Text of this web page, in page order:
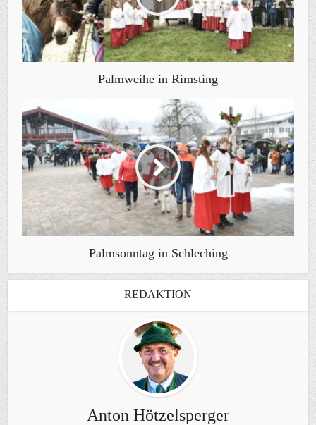
Palmweihe in Rimsting
Palmsonntag in Schleching
REDAKTION
Anton Hötzelsperger